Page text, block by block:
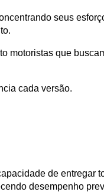
seus
motoristas que
cada versão.
de entregar
desempenho